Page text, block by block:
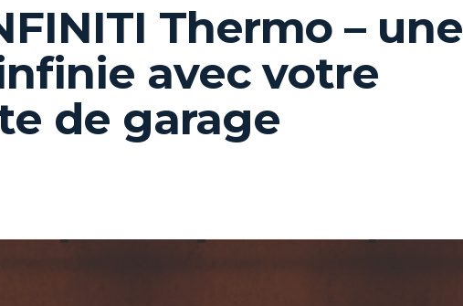
Thermo – une
avec votre
de garage